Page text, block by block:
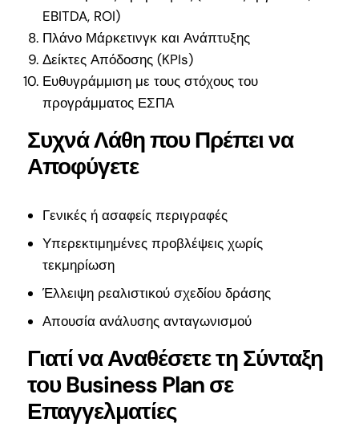
EBITDA, ROI)
Πλάνο Μάρκετινγκ και Ανάπτυξης
Δείκτες Απόδοσης (KPIs)
Ευθυγράμμιση με τους στόχους του
προγράμματος ΕΣΠΑ
Συχνά Λάθη που Πρέπει να
Αποφύγετε
Γενικές ή ασαφείς περιγραφές
Υπερεκτιμημένες προβλέψεις χωρίς
τεκμηρίωση
Έλλειψη ρεαλιστικού σχεδίου δράσης
Απουσία ανάλυσης ανταγωνισμού
Γιατί να Αναθέσετε τη Σύνταξη
του Business Plan σε
Επαγγελματίες